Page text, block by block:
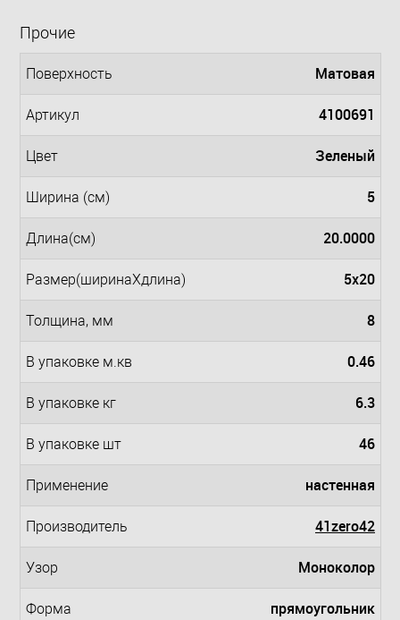
Прочие
Поверхность Матовая
Артикул 4100691
Цвет Зеленый
Ширина (см) 5
Длина(см) 20.0000
Размер(ширинаXдлина) 5x20
Толщина, мм 8
В упаковке м.кв 0.46
В упаковке кг 6.3
В упаковке шт 46
Применение настенная
Производитель 41zero42
Узор Моноколор
Форма прямоугольник